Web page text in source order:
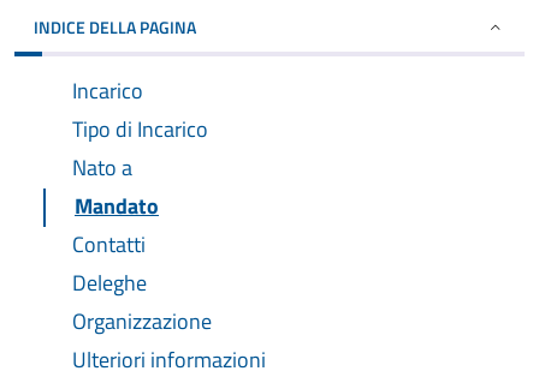
INDICE DELLA PAGINA
Incarico
Tipo di Incarico
Nato a
Mandato
Contatti
Deleghe
Organizzazione
Ulteriori informazioni